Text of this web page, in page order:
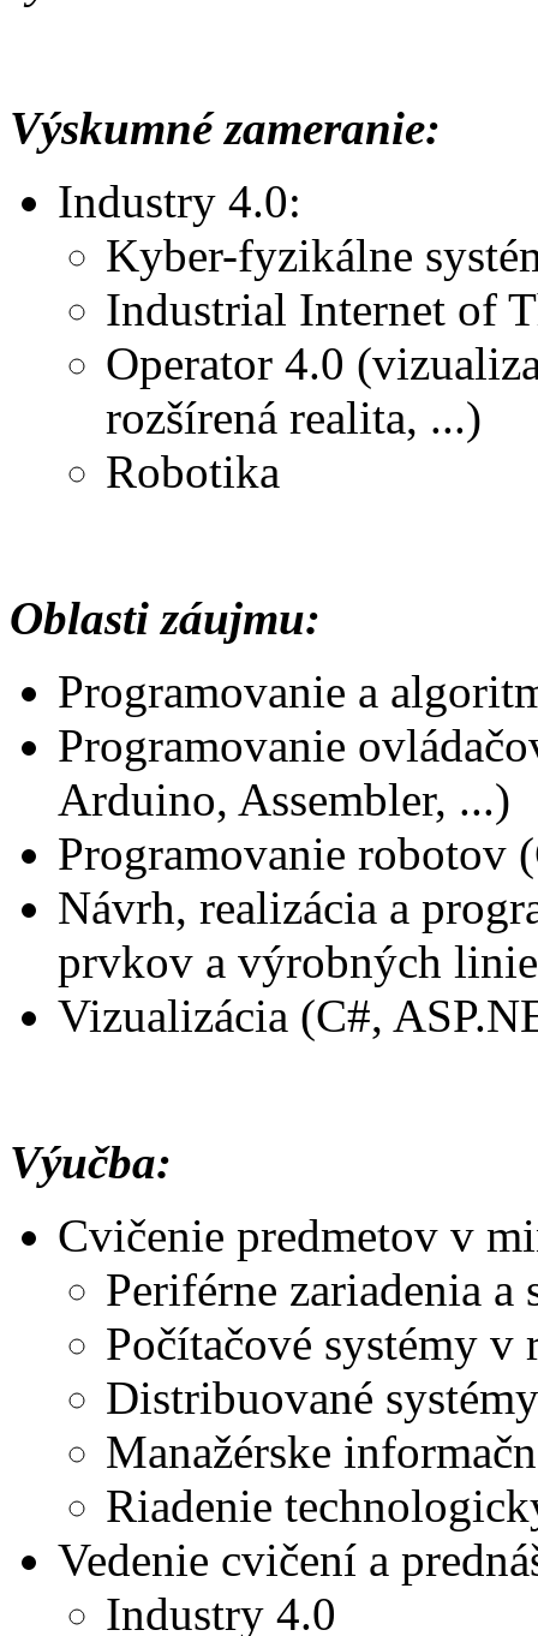
Výskumné zameranie:
Industry 4.0:
Kyber-fyzikálne
Industrial Internet of
Operator 4.0
rozšírená realita, ...)
Robotika
Oblasti záujmu:
Programovanie a
Programovanie
Arduino, Assembler, ...)
Programovanie robotov
Návrh, realizácia a
prvkov a výrobných
Vizualizácia (C#,
Výučba:
Cvičenie predmetov v
Periférne zariadenia a
Počítačové systémy v
Distribuované
Manažérske
Riadenie
Vedenie cvičení a
Industry 4.0